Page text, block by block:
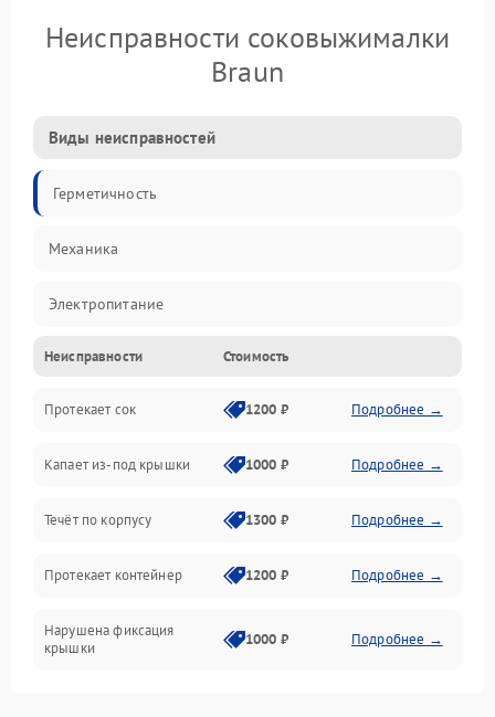
Неисправности соковыжималки
Braun
Виды неисправностей
Герметичность
Механика
Электропитание
Производительность
Неисправности Стоимость
Протекает сок 1200 ₽ Подробнее →
Капает из-под крышки 1000 ₽ Подробнее →
Течёт по корпусу 1300 ₽ Подробнее →
Протекает контейнер 1200 ₽ Подробнее →
Нарушена фиксация
крышки
1000 ₽ Подробнее →